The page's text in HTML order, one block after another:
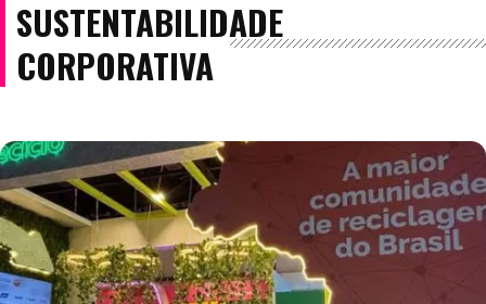
SUSTENTABILIDADE
CORPORATIVA